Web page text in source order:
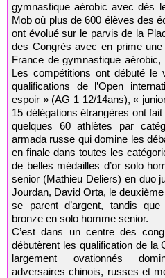
gymnastique aérobic avec dès
Mob où plus de 600 élèves des
ont évolué sur le parvis de la
des Congrès avec en prime une
France de gymnastique
Les compétitions ont débuté le
qualifications de l’Open
espoir » (AG 1 12/14ans), «
15 délégations étrangères ont
quelques 60 athlètes par
armada russe qui domine les
en finale dans toutes les
de belles médailles d’or solo
senior (Mathieu Deliers) en duo
Jourdan, David Orta, le
se parent d’argent, tandis
bronze en solo homme senior.
C’est dans un centre des
débutèrent les qualification de la
largement ovationnés
adversaires chinois, russes et